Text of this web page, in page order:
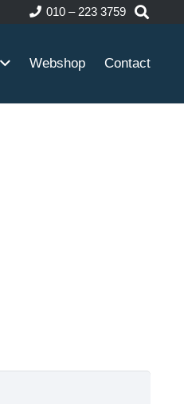
010 – 223 3759
Webshop Contact